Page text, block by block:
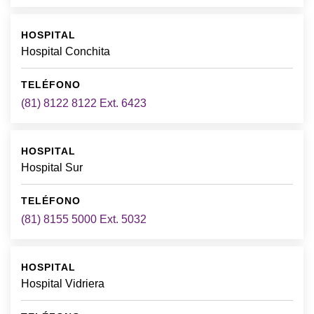
Hospital Conchita
(81) 8122 8122 Ext. 6423
Hospital Sur
(81) 8155 5000 Ext. 5032
Hospital Vidriera